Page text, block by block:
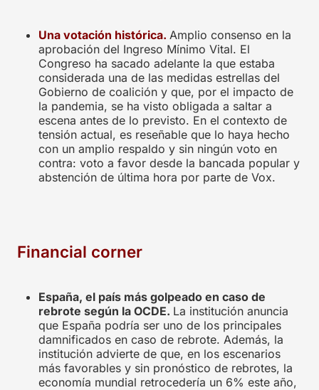
Una votación histórica. Amplio consenso en la
aprobación del Ingreso Mínimo Vital. El
Congreso ha sacado adelante la que estaba
considerada una de las medidas estrellas del
Gobierno de coalición y que, por el impacto de
la pandemia, se ha visto obligada a saltar a
escena antes de lo previsto. En el contexto de
tensión actual, es reseñable que lo haya hecho
con un amplio respaldo y sin ningún voto en
contra: voto a favor desde la bancada popular y
abstención de última hora por parte de Vox.
Financial corner
España, el país más golpeado en caso de
rebrote según la OCDE. La institución anuncia
que España podría ser uno de los principales
damnificados en caso de rebrote. Además, la
institución advierte de que, en los escenarios
más favorables y sin pronóstico de rebrotes, la
economía mundial retrocedería un 6% este año,